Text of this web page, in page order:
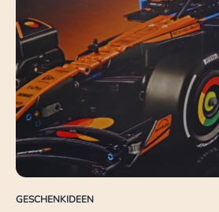
GESCHENKIDEEN